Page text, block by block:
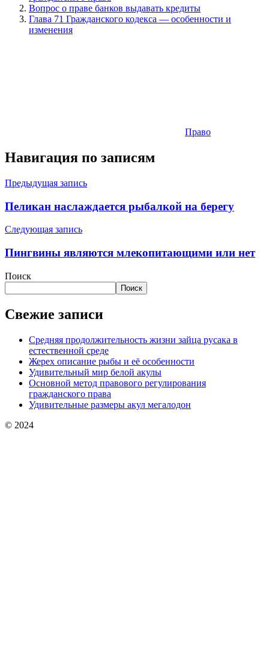
Вопрос о праве банков выдавать кредиты
Глава 71 Гражданского кодекса — особенности и
изменения
Право
Навигация по записям
Предыдущая запись
Пеликан наслаждается рыбалкой на берегу
Следующая запись
Пингвины являются млекопитающими или нет
Поиск
Поиск
Свежие записи
Средняя продолжительность жизни зайца русака в
естественной среде
Жерех описание рыбы и её особенности
Удивительный мир белой акулы
Основной метод правового регулирования
гражданского права
Удивительные размеры акул мегалодон
© 2024